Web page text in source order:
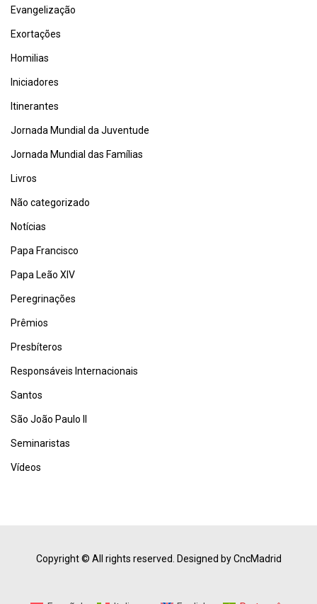
Evangelização
Exortações
Homilias
Iniciadores
Itinerantes
Jornada Mundial da Juventude
Jornada Mundial das Famílias
Livros
Não categorizado
Notícias
Papa Francisco
Papa Leão XIV
Peregrinações
Prêmios
Presbíteros
Responsáveis Internacionais
Santos
São João Paulo II
Seminaristas
Vídeos
Copyright © All rights reserved. Designed by CncMadrid